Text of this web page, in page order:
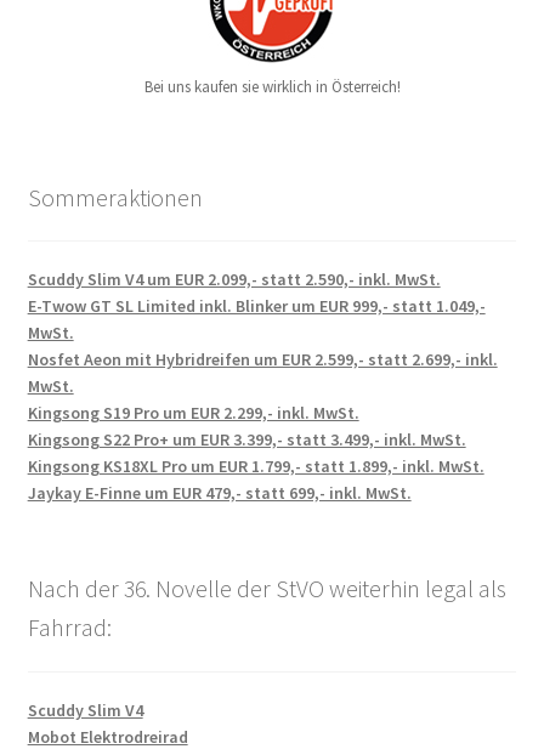
Bei uns kaufen sie wirklich in Österreich!
Sommeraktionen
Scuddy Slim V4 um EUR 2.099,- statt 2.590,- inkl. MwSt.
E-Twow GT SL Limited inkl. Blinker um EUR 999,- statt 1.049,-
MwSt.
Nosfet Aeon mit Hybridreifen um EUR 2.599,- statt 2.699,- inkl.
MwSt.
Kingsong S19 Pro um EUR 2.299,- inkl. MwSt.
Kingsong S22 Pro+ um EUR 3.399,- statt 3.499,- inkl. MwSt.
Kingsong KS18XL Pro um EUR 1.799,- statt 1.899,- inkl. MwSt.
Jaykay E-Finne um EUR 479,- statt 699,- inkl. MwSt.
Nach der 36. Novelle der StVO weiterhin legal als
Fahrrad:
Scuddy Slim V4
Mobot Elektrodreirad